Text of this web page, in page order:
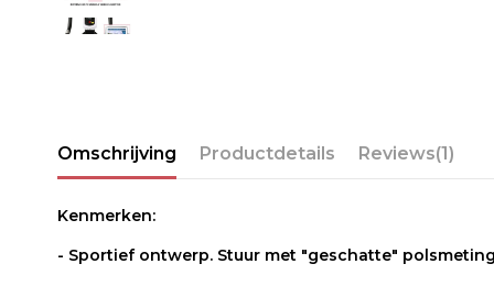
Omschrijving Productdetails Reviews(1)
Kenmerken:
- Sportief ontwerp. Stuur met "geschatte"